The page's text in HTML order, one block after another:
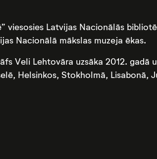
viesosies Latvijas Nacionālās
Nacionālā mākslas muzeja ēkas.
Veli Lehtovāra uzsāka 2012. gadā
Helsinkos, Stokholmā, Lisabonā,